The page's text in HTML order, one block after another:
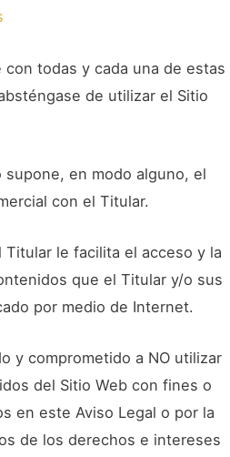
todas y cada una de estas
de utilizar el Sitio
supone, en modo alguno, el
con el Titular.
le facilita el acceso y la
que el Titular y/o sus
por medio de Internet.
y comprometido a NO utilizar
del Sitio Web con fines o
en este Aviso Legal o por la
de los derechos e intereses